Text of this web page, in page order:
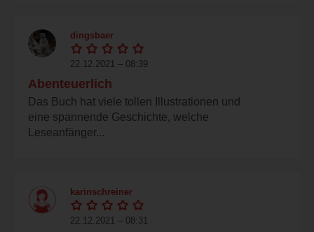
dingsbaer
22.12.2021 – 08:39
Abenteuerlich
Das Buch hat viele tollen Illustrationen und
eine spannende Geschichte, welche
Leseanfänger...
karinschreiner
22.12.2021 – 08:31